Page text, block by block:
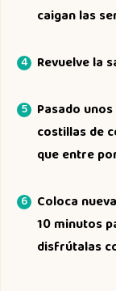
caigan las
Revuelve la
Pasado
costillas de
que entre
Coloca
10 minutos
disfrútalas